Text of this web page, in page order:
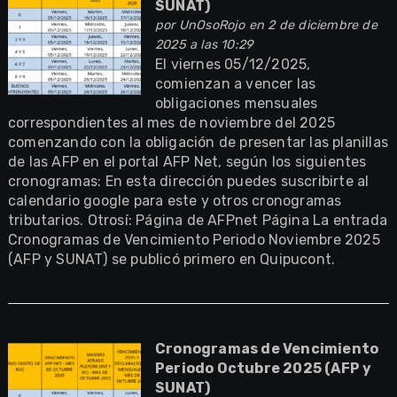
SUNAT)
por UnOsoRojoen 2 de diciembre de
2025 a las 10:29
El viernes 05/12/2025,
comienzan a vencer las
obligaciones mensuales
correspondientes al mes de noviembre del 2025
comenzando con la obligación de presentar las planillas
de las AFP en el portal AFP Net, según los siguientes
cronogramas: En esta dirección puedes suscribirte al
calendario google para este y otros cronogramas
tributarios. Otrosí: Página de AFPnet Página La entrada
Cronogramas de Vencimiento Periodo Noviembre 2025
(AFP y SUNAT) se publicó primero en Quipucont.
Cronogramas de Vencimiento
Periodo Octubre 2025 (AFP y
SUNAT)